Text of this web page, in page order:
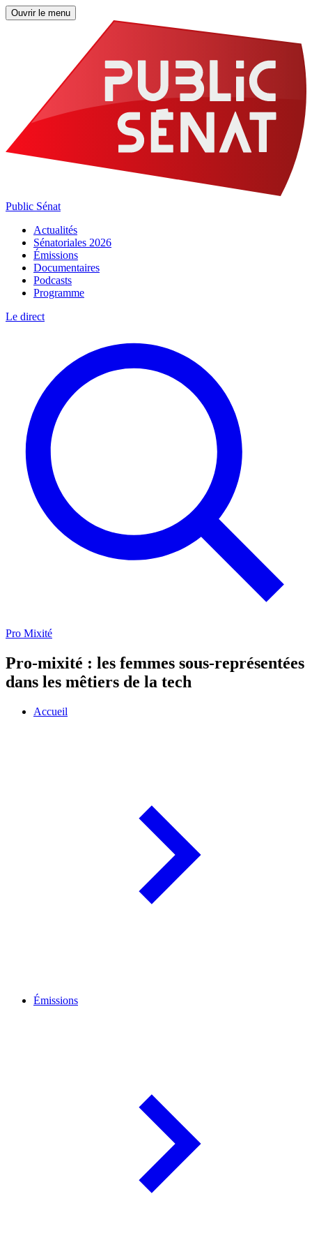
Ouvrir le menu
Public Sénat
Actualités
Sénatoriales 2026
Émissions
Documentaires
Podcasts
Programme
Le direct
Pro Mixité
Pro-mixité : les femmes sous-représentées
dans les mêtiers de la tech
Accueil
Émissions